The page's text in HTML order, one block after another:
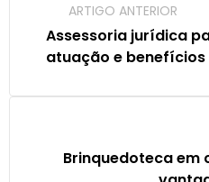
ARTIGO ANTERIOR
Assessoria jurídica
atuação e benefícios
Brinquedoteca em